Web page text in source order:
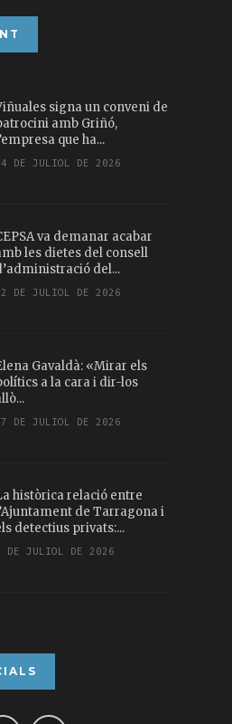
signa un conveni de
amb Griñó,
que ha...
DE JULIOL DE 2026
va demanar acabar
les dietes del consell
del...
DE JULIOL DE 2026
Gavaldà: «Mirar els
a la cara i dir-los
DE JULIOL DE 2026
històrica relació entre
de Tarragona i
detectius privats:...
DE JULIOL DE 2026